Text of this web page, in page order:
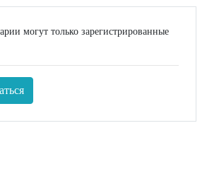
могут только зарегистрированные